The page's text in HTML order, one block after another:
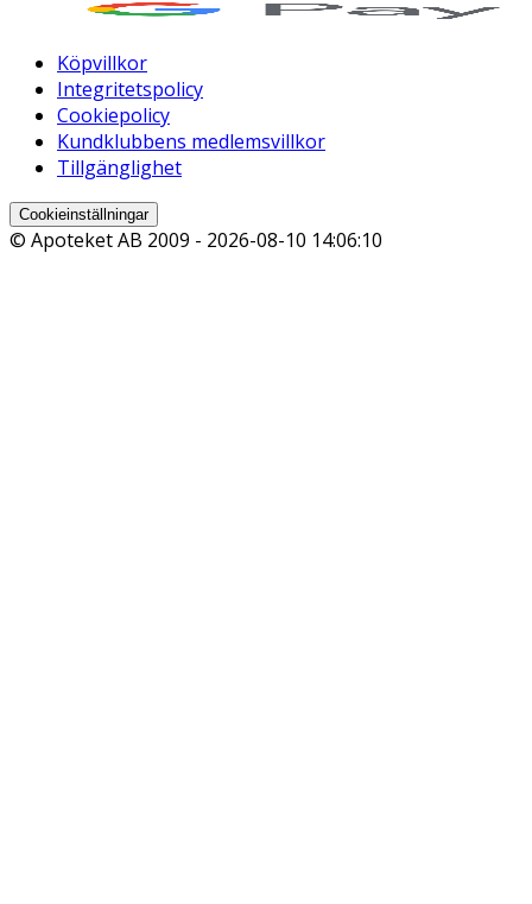
Köpvillkor
Integritetspolicy
Cookiepolicy
Kundklubbens medlemsvillkor
Tillgänglighet
Cookieinställningar
© Apoteket AB 2009 - 2026-08-10 14:06:10